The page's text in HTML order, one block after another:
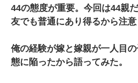
44の態度が重要。今回は44親
友でも普通にあり得るから注意
俺の経験が嫁と嫁親が一人目
態に陥ったから語ってみた。